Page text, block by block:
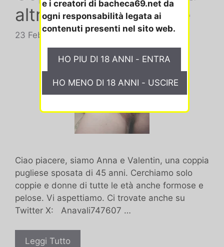
altre coppie o singole
23 Febbraio 2024
Ciao piacere, siamo Anna e Valentin, una coppia
pugliese sposata di 45 anni. Cerchiamo solo
coppie e donne di tutte le età anche formose e
pelose. Vi aspettiamo. Ci trovate anche su
Twitter X: Anavali747607 …
Leggi TuttoCoppia
e i creatori di bacheca69.net da
ogni responsabilità legata ai
contenuti presenti nel sito web.